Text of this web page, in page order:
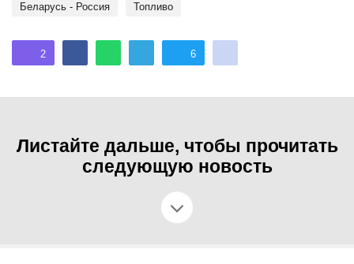
Беларусь - Россия топливо
2 6
Листайте дальше, чтобы прочитать
следующую новость